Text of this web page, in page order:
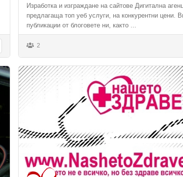
Изработка и изграждане на сайтове Дигитална
предлагаща топ уеб услуги, на конкурентни цени.
публикации от блоговете ни, както ...
2